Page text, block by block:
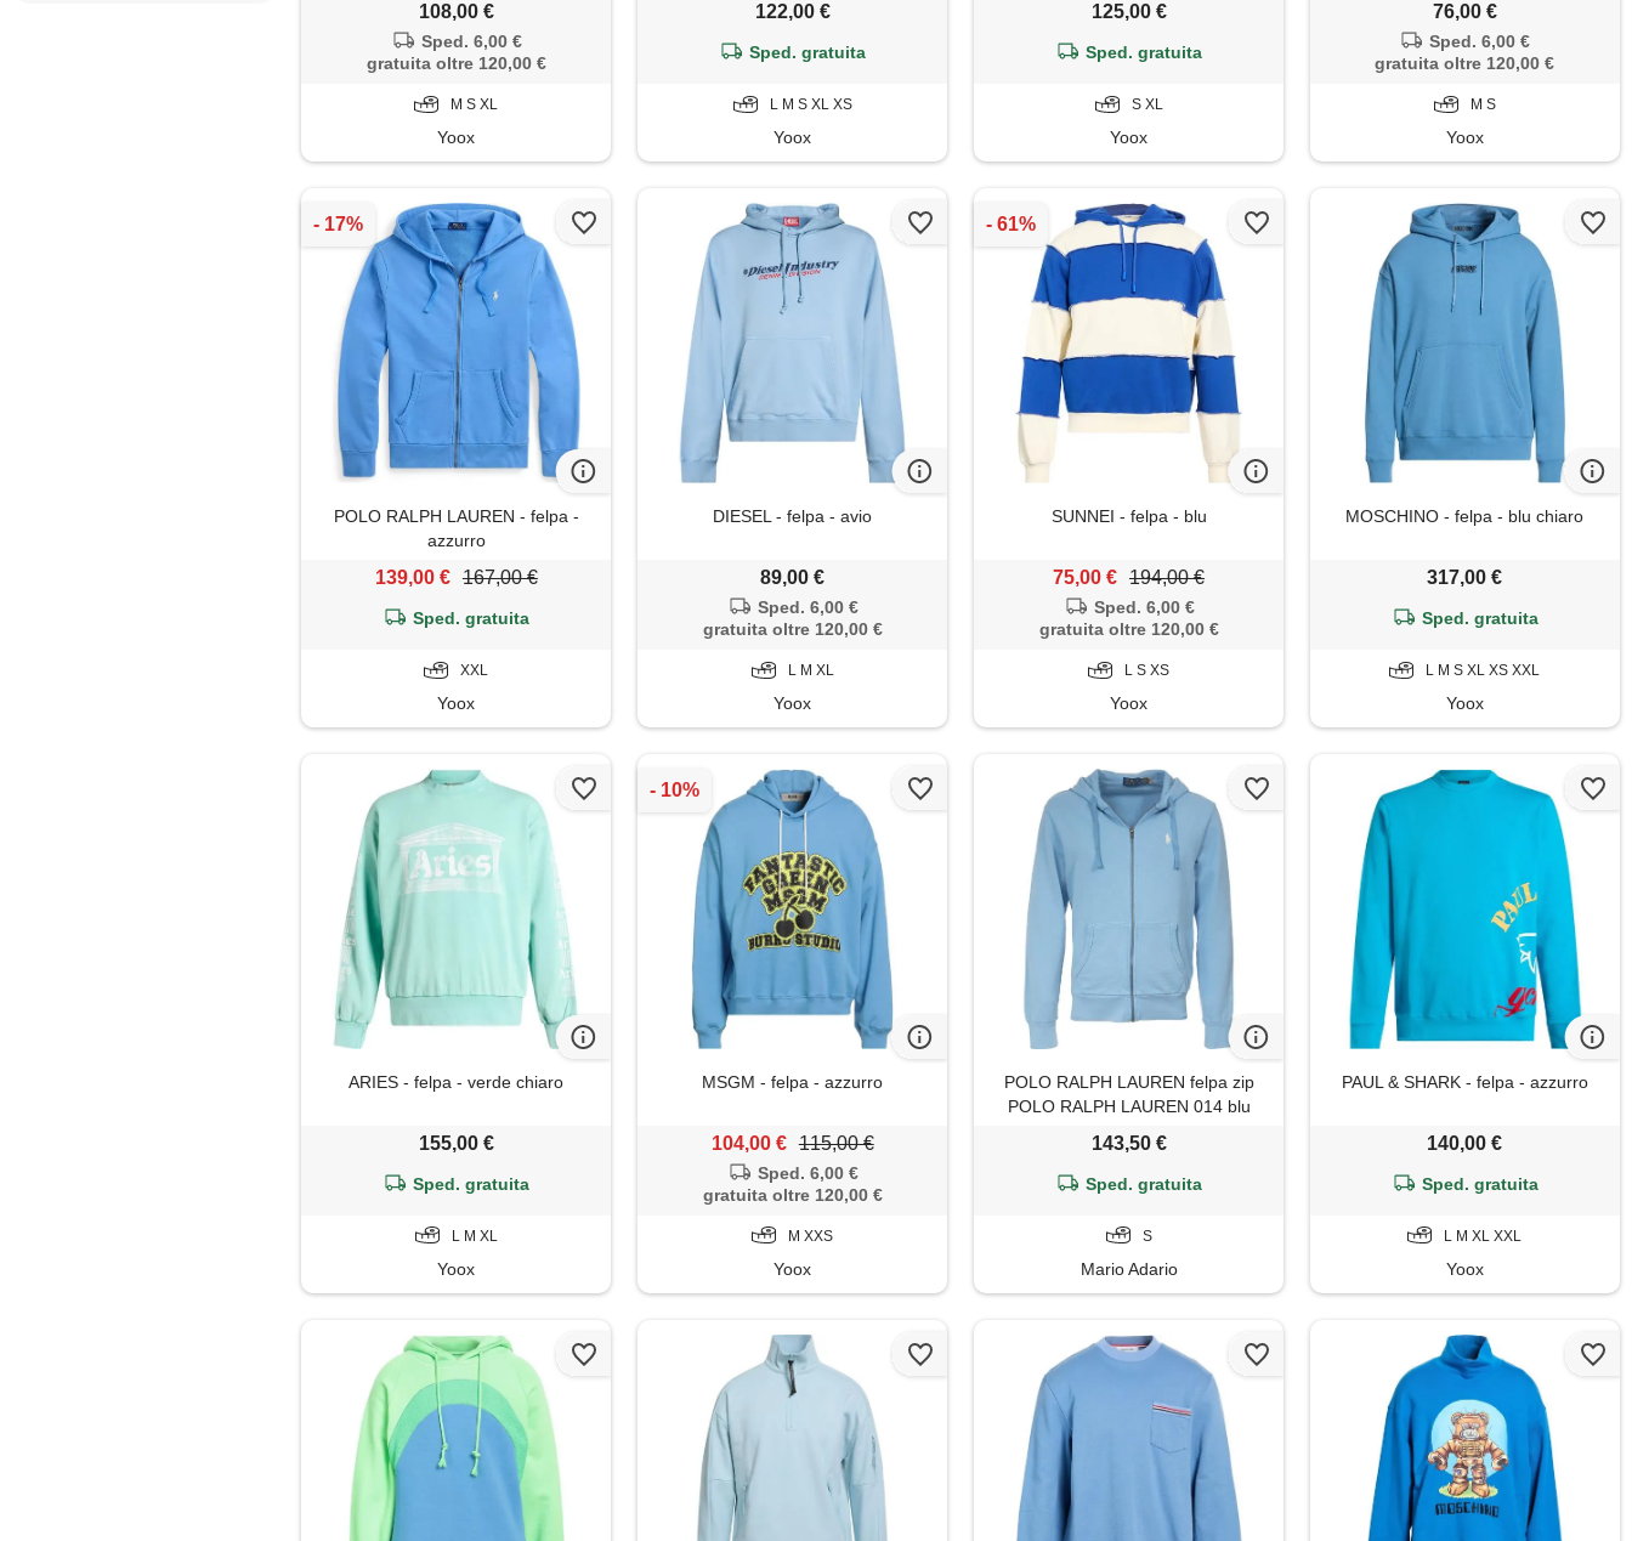
108,00 €
Sped. 6,00 €
gratuita oltre 120,00 €
M S XL
Yoox
122,00 €
Sped. gratuita
L M S XL XS
Yoox
125,00 €
Sped. gratuita
S XL
Yoox
76,00 €
Sped. 6,00 €
gratuita oltre 120,00 €
M S
Yoox
POLO RALPH LAUREN - felpa -
azzurro
139,00 € 167,00 €
Sped. gratuita
XXL
Yoox
DIESEL - felpa - avio
89,00 €
Sped. 6,00 €
gratuita oltre 120,00 €
L M XL
Yoox
SUNNEI - felpa - blu
75,00 € 194,00 €
Sped. 6,00 €
gratuita oltre 120,00 €
L S XS
Yoox
MOSCHINO - felpa - blu chiaro
317,00 €
Sped. gratuita
L M S XL XS XXL
Yoox
ARIES - felpa - verde chiaro
155,00 €
Sped. gratuita
L M XL
Yoox
MSGM - felpa - azzurro
104,00 € 115,00 €
Sped. 6,00 €
gratuita oltre 120,00 €
M XXS
Yoox
POLO RALPH LAUREN felpa zip
POLO RALPH LAUREN 014 blu
143,50 €
Sped. gratuita
S
Mario Adario
PAUL & SHARK - felpa - azzurro
140,00 €
Sped. gratuita
L M XL XXL
Yoox